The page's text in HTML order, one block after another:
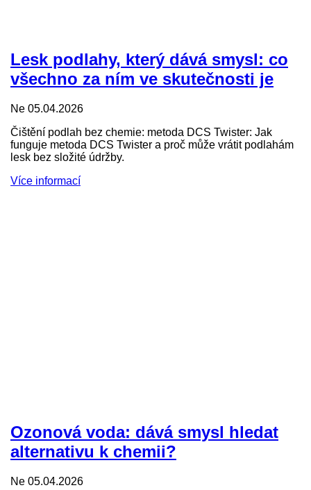
Lesk podlahy, který dává smysl: co
všechno za ním ve skutečnosti je
Ne 05.04.2026
Čištění podlah bez chemie: metoda DCS Twister: Jak
funguje metoda DCS Twister a proč může vrátit podlahám
lesk bez složité údržby.
Více informací
Ozonová voda: dává smysl hledat
alternativu k chemii?
Ne 05.04.2026